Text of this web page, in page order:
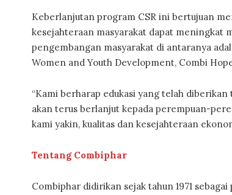
Keberlanjutan program CSR ini bertujuan
kesejahteraan masyarakat dapat meningkat
pengembangan masyarakat di antaranya
Women and Youth Development, Combi
“Kami berharap edukasi yang telah
akan terus berlanjut kepada perempuan-
kami yakin, kualitas dan kesejahteraan
Tentang Combiphar
Combiphar didirikan sejak tahun 1971